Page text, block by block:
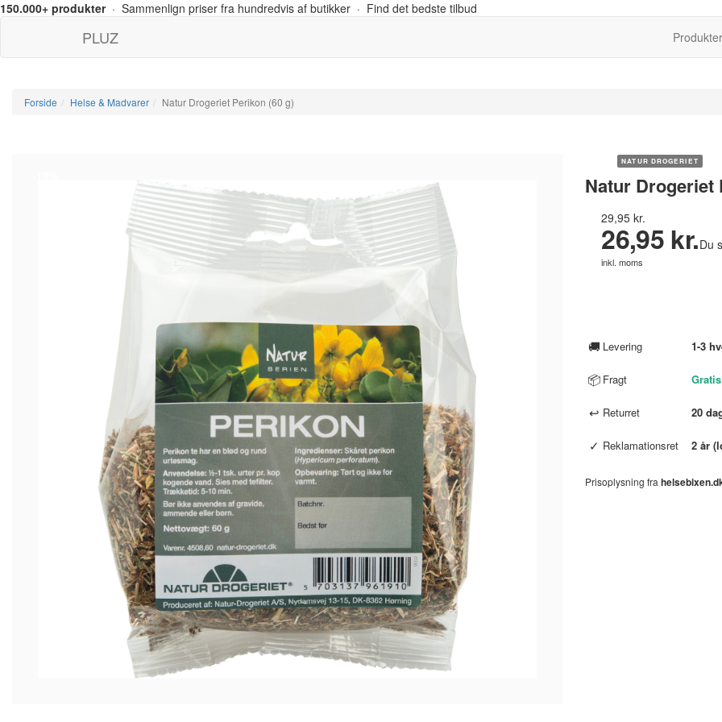
150.000+ produkter· Sammenlign priser fra hundredvis af butikker · Find det bedste tilbud
PLUZ Produkter
Forside Helse & Madvarer Natur Drogeriet Perikon (60 g)
NATUR DROGERIET
Natur Drogeriet
29,95 kr.
26,95 kr.Du
inkl. moms
🚚 Levering 1-3
📦 Fragt Gratis
↩ Returret 20
✓ Reklamationsret 2 år
Prisoplysning fra